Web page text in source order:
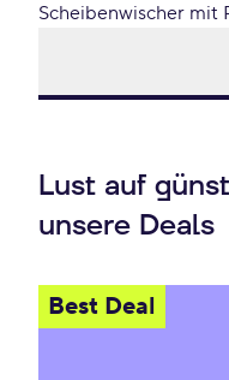
Scheibenwischer mit
Lust auf
unsere Deals
Best Deal